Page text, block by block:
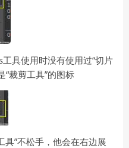
具使用时没有使用过“切片
“裁剪工具”的图标
具”不松手，他会在右边展